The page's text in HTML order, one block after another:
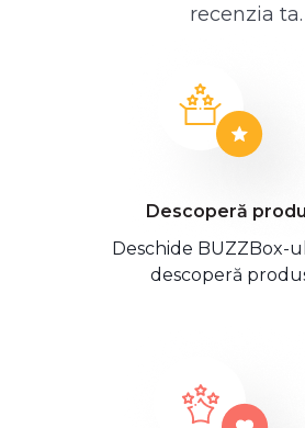
recenzia ta.
Descoperă
Deschide BUZZBox-
descoperă